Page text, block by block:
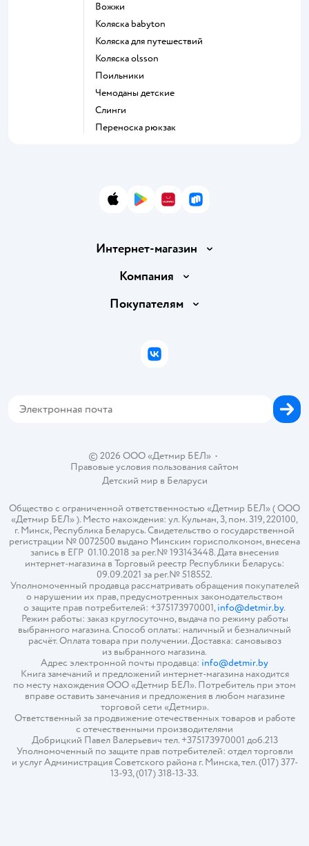
Вожжи
Коляска babyton
Коляска для путешествий
Коляска olsson
Поильники
Чемоданы детские
Слинги
Переноска рюкзак
App StoreGoogle Play
AppGallery
RuStore
Интернет-магазин
Доставка и оплата
Правила продажи
Политика использования файлов cookie
Компания
Вакансии
Покупателям
Бонусные карты
© 2026 ООО «Детмир БЕЛ»•
Правовые условия пользования сайтом
Детский мир в Беларуси
Общество с ограниченной ответственностью «Детмир БЕЛ» ( ООО
«Детмир БЕЛ» ). Место нахождения: ул. Кульман, 3, пом. 319, 220100,
г. Минск, Республика Беларусь. Свидетельство о государственной
регистрации № 0072500 выдано Минским горисполкомом, внесена
запись в ЕГР 01.10.2018 за рег.№ 193143448. Дата внесения
интернет-магазина в Торговый реестр Республики Беларусь:
09.09.2021 за рег.№ 518552.
Уполномоченный продавца рассматривать обращения покупателей
о нарушении их прав, предусмотренных законодательством
о защите прав потребителей: +375173970001,info@detmir.by.
Режим работы: заказ круглосуточно, выдача по режиму работы
выбранного магазина. Способ оплаты: наличный и безналичный
расчёт. Оплата товара при получении. Доставка: самовывоз
из выбранного магазина.
Адрес электронной почты продавца: info@detmir.by
Книга замечаний и предложений интернет-магазина находится
по месту нахождения ООО «Детмир БЕЛ». Потребитель при этом
вправе оставить замечания и предложения в любом магазине
торговой сети «Детмир».
Ответственный за продвижение отечественных товаров и работе
с отечественными производителями
Добрицкий Павел Валерьевич тел. +375173970001 доб.213
Уполномоченный по защите прав потребителей: отдел торговли
и услуг Администрация Советского района г. Минска, тел. (017) 377-
13-93, (017) 318-13-33.
ВКонтакте